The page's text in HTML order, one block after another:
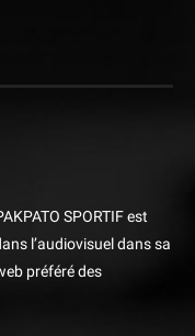
SPORTIF est
l’audiovisuel dans sa
préféré des